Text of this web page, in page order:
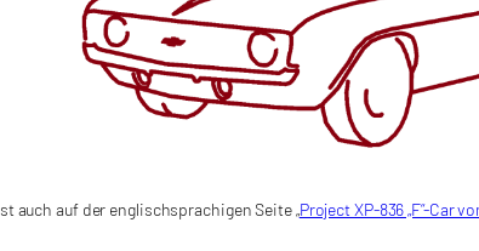
auch auf der englischsprachigen Seite „Project XP-836 „F“-Car